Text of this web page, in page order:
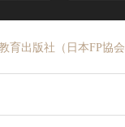
育出版社（日本FP協